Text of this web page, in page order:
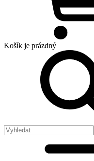
Košík je prázdný